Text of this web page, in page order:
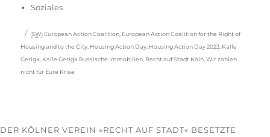
Soziales
Schlagwörter
SW: European Action Coalition, European Action Coalition for the Right of
Housing and to the City, Housing Action Day, Housing Action Day 2023, Kalle
Gerigk, Kalle Gerigk Russische Immobilien, Recht auf Stadt Köln,Wir zahlen
nicht für Eure Krise
DER KÖLNER VEREIN »RECHT AUF STADT« BESETZTE